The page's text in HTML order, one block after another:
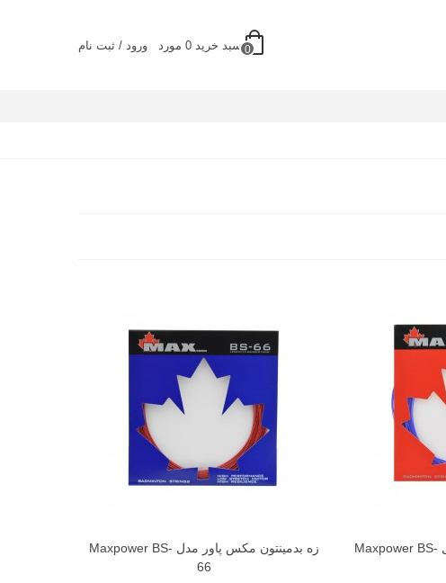
0 سبد خرید 0 مورد ورود / ثبت نام
زه بدمینتون مکس پاور مدل Maxpower BS-
زه بدمینتون مکس پاور مدل Maxpower BS-
66